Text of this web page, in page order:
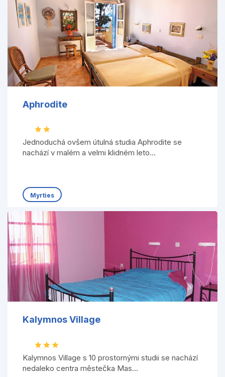
Aphrodite
Jednoduchá ovšem útulná studia Aphrodite se
nachází v malém a velmi klidném leto...
Myrties
Kalymnos Village
Kalymnos Village s 10 prostornými studii se nachází
nedaleko centra městečka Mas...